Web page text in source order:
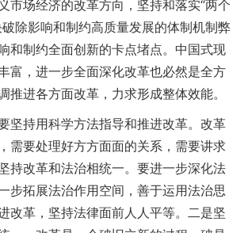
市场经济的改革方向，坚持和落实“两个
除影响和制约高质量发展的体制机制弊
和制约全面创新的卡点堵点。中国式现
富，进一步全面深化改革也必然是全方
推进各方面改革，力求形成整体效能。
持用科学方法指导和推进改革。改革
需要处理好方方面面的关系，需要讲求
持改革和法治相统一。要进一步深化法
步拓展法治作用空间，善于运用法治思
改革，坚持法律面前人人平等。二是坚